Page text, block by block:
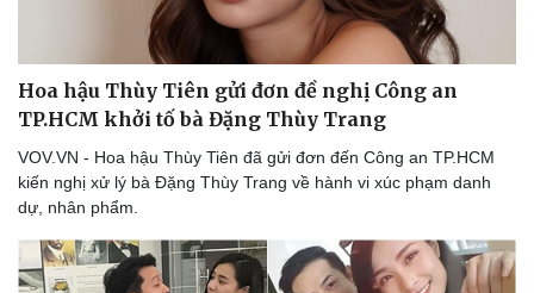
Hoa hậu Thùy Tiên gửi đơn đề nghị Công an
TP.HCM khởi tố bà Đặng Thùy Trang
VOV.VN - Hoa hậu Thùy Tiên đã gửi đơn đến Công an TP.HCM
kiến nghị xử lý bà Đặng Thùy Trang về hành vi xúc phạm danh
dự, nhân phẩm.